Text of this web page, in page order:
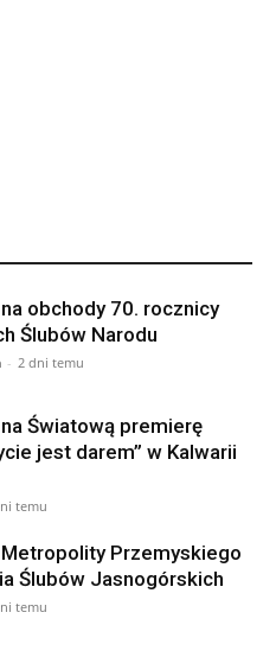
obchody 70. rocznicy
Ślubów Narodu
- 2 dni temu
Światową premierę
jest darem” w Kalwarii
temu
Przemyskiego
Ślubów Jasnogórskich
temu